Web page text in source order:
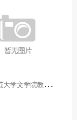
青
海师范大学文学院教师赴山东省相关高校和学术机构交流学习